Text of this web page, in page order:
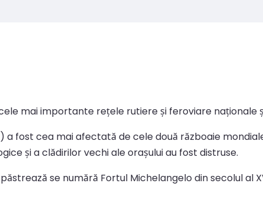
mai importante rețele rutiere și feroviare naționale
a fost cea mai afectată de cele două războaie
și a clădirilor vechi ale orașului au fost distruse.
se numără Fortul Michelangelo din secolul al